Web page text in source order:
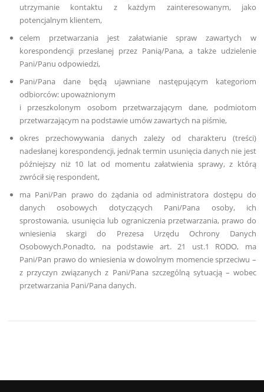
utrzymanie kontaktu z każdym zainteresowanym, jako
potencjalnym klientem,
celem przetwarzania jest załatwianie spraw zawartych w
korespondencji przesłanej przez Panią/Pana, a także udzielenie
Pani/Panu odpowiedzi,
Pani/Pana dane będą ujawniane następującym kategoriom
odbiorców: upoważnionym
i przeszkolonym osobom przetwarzającym dane, podmiotom
przetwarzającym na podstawie umów zawartych na piśmie,
okres przechowywania danych zależy od charakteru (treści)
nadesłanej korespondencji, jednak termin usunięcia danych nie jest
późniejszy niż 10 lat od momentu załatwienia sprawy, z którą
zwrócił się respondent,
ma Pani/Pan prawo do żądania od administratora dostępu do
danych osobowych dotyczących Pani/Pana osoby, ich
sprostowania, usunięcia lub ograniczenia przetwarzania, prawo do
wniesienia skargi do Prezesa Urzędu Ochrony Danych
Osobowych.Ponadto, na podstawie art. 21 ust.1 RODO, ma
Pani/Pan prawo do wniesienia w dowolnym momencie sprzeciwu –
z przyczyn związanych z Pani/Pana szczególną sytuacją – wobec
przetwarzania Pani/Pana danych.